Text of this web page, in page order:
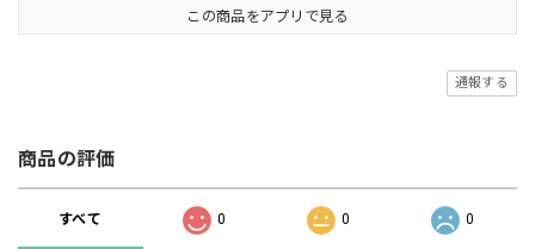
この商品をアプリで見る
通報する
商品の評価
すべて 0 0 0